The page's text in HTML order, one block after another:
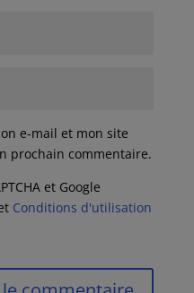
e-mail et mon site
prochain commentaire.
et Google
Conditions d'utilisation